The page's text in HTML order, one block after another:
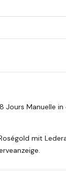
Jours Manuelle in
mit